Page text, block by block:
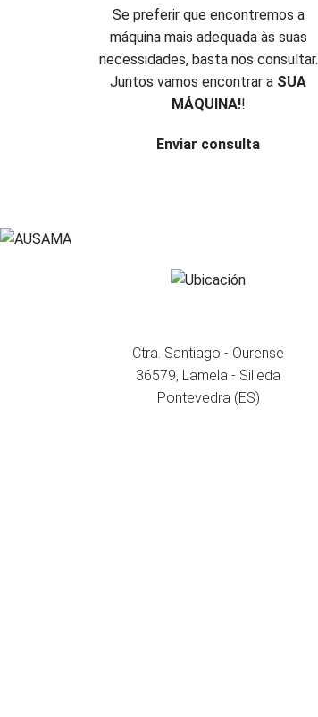
Se preferir que encontremos a
máquina mais adequada às suas
necessidades, basta nos consultar.
Juntos vamos encontrar a SUA
MÁQUINA!!
Enviar consulta
Ctra. Santiago - Ourense
36579, Lamela - Silleda
Pontevedra (ES)